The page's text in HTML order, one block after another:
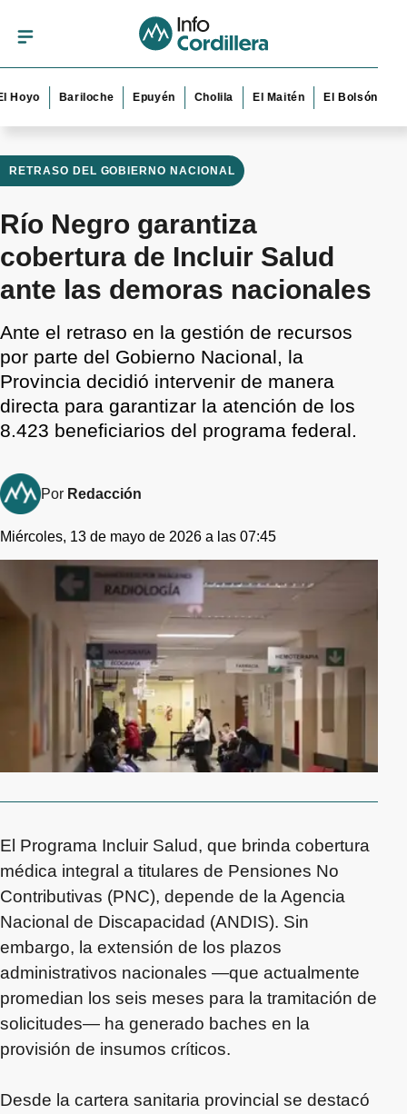
Bariloche Epuyén Cholila El Maitén El Bolsón Esquel
RETRASO DEL GOBIERNO NACIONAL
Río Negro garantiza
cobertura de Incluir Salud
ante las demoras nacionales
Ante el retraso en la gestión de recursos
por parte del Gobierno Nacional, la
Provincia decidió intervenir de manera
directa para garantizar la atención de los
8.423 beneficiarios del programa federal.
Por Redacción
Miércoles, 13 de mayo de 2026 a las 07:45
El Programa Incluir Salud, que brinda cobertura
médica integral a titulares de Pensiones No
Contributivas (PNC), depende de la Agencia
Nacional de Discapacidad (ANDIS). Sin
embargo, la extensión de los plazos
administrativos nacionales —que actualmente
promedian los seis meses para la tramitación de
solicitudes— ha generado baches en la
provisión de insumos críticos.
Desde la cartera sanitaria provincial se destacó